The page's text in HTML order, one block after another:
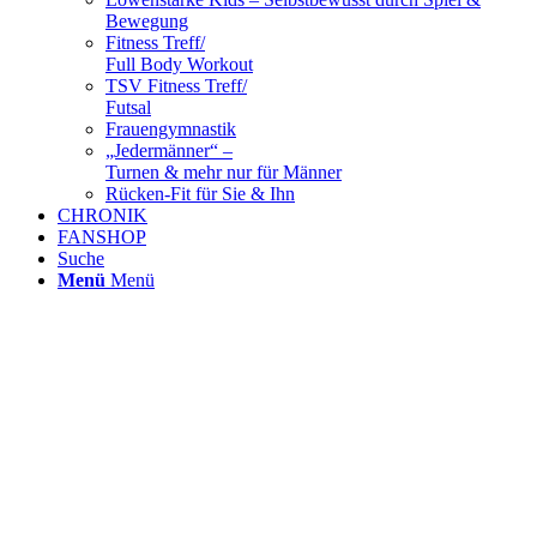
Bewegung
Fitness Treff/
Full Body Workout
TSV Fitness Treff/
Futsal
Frauengymnastik
„Jedermänner“ –
Turnen & mehr nur für Männer
Rücken-Fit für Sie & Ihn
CHRONIK
FANSHOP
Suche
Menü Menü